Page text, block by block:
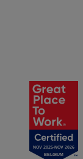
NOV 2025-NOV 2026
BELGIUM